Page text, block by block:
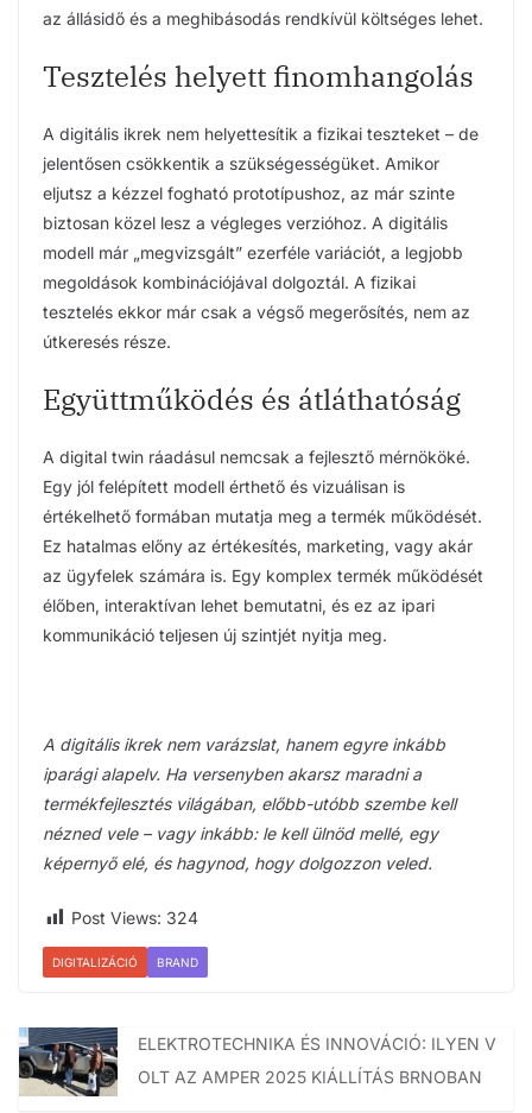
az állásidő és a meghibásodás rendkívül költséges lehet.
Tesztelés helyett finomhangolás
A digitális ikrek nem helyettesítik a fizikai teszteket – de
jelentősen csökkentik a szükségességüket. Amikor
eljutsz a kézzel fogható prototípushoz, az már szinte
biztosan közel lesz a végleges verzióhoz. A digitális
modell már „megvizsgált” ezerféle variációt, a legjobb
megoldások kombinációjával dolgoztál. A fizikai
tesztelés ekkor már csak a végső megerősítés, nem az
útkeresés része.
Együttműködés és átláthatóság
A digital twin ráadásul nemcsak a fejlesztő mérnököké.
Egy jól felépített modell érthető és vizuálisan is
értékelhető formában mutatja meg a termék működését.
Ez hatalmas előny az értékesítés, marketing, vagy akár
az ügyfelek számára is. Egy komplex termék működését
élőben, interaktívan lehet bemutatni, és ez az ipari
kommunikáció teljesen új szintjét nyitja meg.
A digitális ikrek nem varázslat, hanem egyre inkább
iparági alapelv. Ha versenyben akarsz maradni a
termékfejlesztés világában, előbb-utóbb szembe kell
nézned vele – vagy inkább: le kell ülnöd mellé, egy
képernyő elé, és hagynod, hogy dolgozzon veled.
Post Views: 324
DIGITALIZÁCIÓ BRAND
ELEKTROTECHNIKA ÉS INNOVÁCIÓ: ILYEN V
OLT AZ AMPER 2025 KIÁLLÍTÁS BRNOBAN